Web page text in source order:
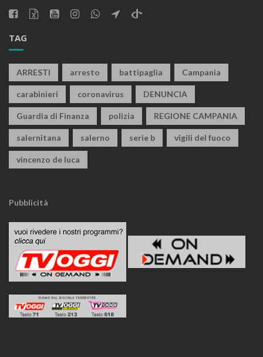
TAG
ARRESTI arresto battipaglia Campania
carabinieri coronavirus DENUNCIA
Guardia di Finanza polizia REGIONE CAMPANIA
salernitana salerno serie b vigili del fuoco
vincenzo de luca
Pubblicità